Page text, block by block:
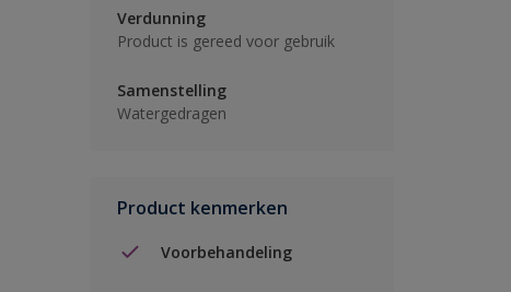
Verdunning
Product is gereed voor gebruik
Samenstelling
Watergedragen
Product kenmerken
Voorbehandeling